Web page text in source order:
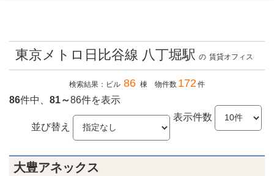
東京メトロ日比谷線 八丁堀駅 の 賃貸オフィス
検索結果：ビル 86 棟 物件数 172件
86件中、 81～86件を表示
表示件数
並び替え
大豊アネックス